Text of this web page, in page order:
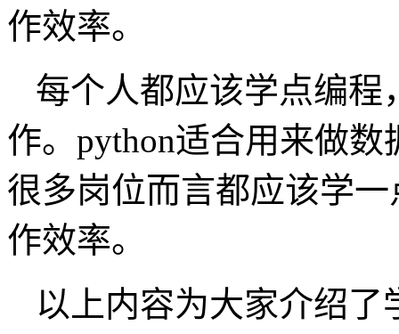
作效率。
每个人都应该学点编程
作。python适合用来做
很多岗位而言都应该学
作效率。
以上内容为大家介绍了